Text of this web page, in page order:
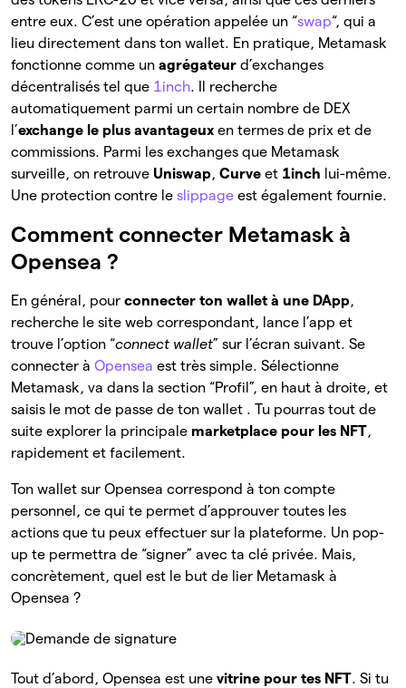
entre eux. C’est une opération appelée un “swap“, qui a
lieu directement dans ton wallet. En pratique, Metamask
fonctionne comme un agrégateur d’exchanges
décentralisés tel que 1inch. Il recherche
automatiquement parmi un certain nombre de DEX
l’exchange le plus avantageux en termes de prix et de
commissions. Parmi les exchanges que Metamask
surveille, on retrouve Uniswap, Curve et 1inch lui-même.
Une protection contre le slippage est également fournie.
Comment connecter Metamask à
Opensea ?
En général, pour connecter ton wallet à une DApp,
recherche le site web correspondant, lance l’app et
trouve l’option “connect wallet” sur l’écran suivant. Se
connecter à Opensea est très simple. Sélectionne
Metamask, va dans la section “Profil”, en haut à droite, et
saisis le mot de passe de ton wallet . Tu pourras tout de
suite explorer la principale marketplace pour les NFT,
rapidement et facilement.
Ton wallet sur Opensea correspond à ton compte
personnel, ce qui te permet d’approuver toutes les
actions que tu peux effectuer sur la plateforme. Un pop-
up te permettra de “signer” avec ta clé privée. Mais,
concrètement, quel est le but de lier Metamask à
Opensea ?
Tout d’abord, Opensea est une vitrine pour tes NFT. Si tu